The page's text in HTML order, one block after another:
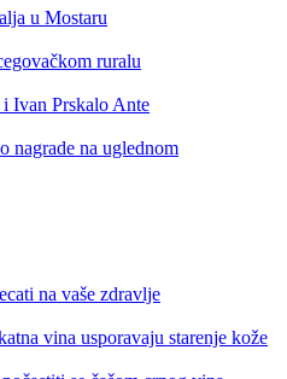
u Mostaru
ruralu
Ivan Prskalo Ante
nagrade na uglednom
na vaše zdravlje
vina usporavaju starenje kože